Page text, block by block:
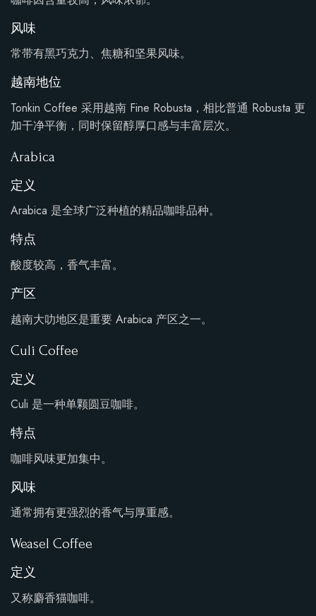
风味
常带有黑巧克力、焦糖和坚果风味。
越南地位
Tonkin Coffee 采用越南 Fine Robusta，相比普通 Robusta 更
加干净平衡，同时保留醇厚口感与丰富层次。
Arabica
定义
Arabica 是全球广泛种植的精品咖啡品种。
特点
酸度较高，香气丰富。
产区
越南大叻地区是重要 Arabica 产区之一。
Culi Coffee
定义
Culi 是一种单颗圆豆咖啡。
特点
咖啡风味更加集中。
风味
通常拥有更强烈的香气与厚重感。
Weasel Coffee
定义
又称麝香猫咖啡。